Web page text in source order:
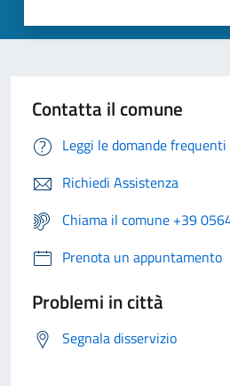
Contatta il comune
Leggi le domande frequenti
Richiedi Assistenza
Chiama il comune +39
Prenota un appuntamento
Problemi in città
Segnala disservizio